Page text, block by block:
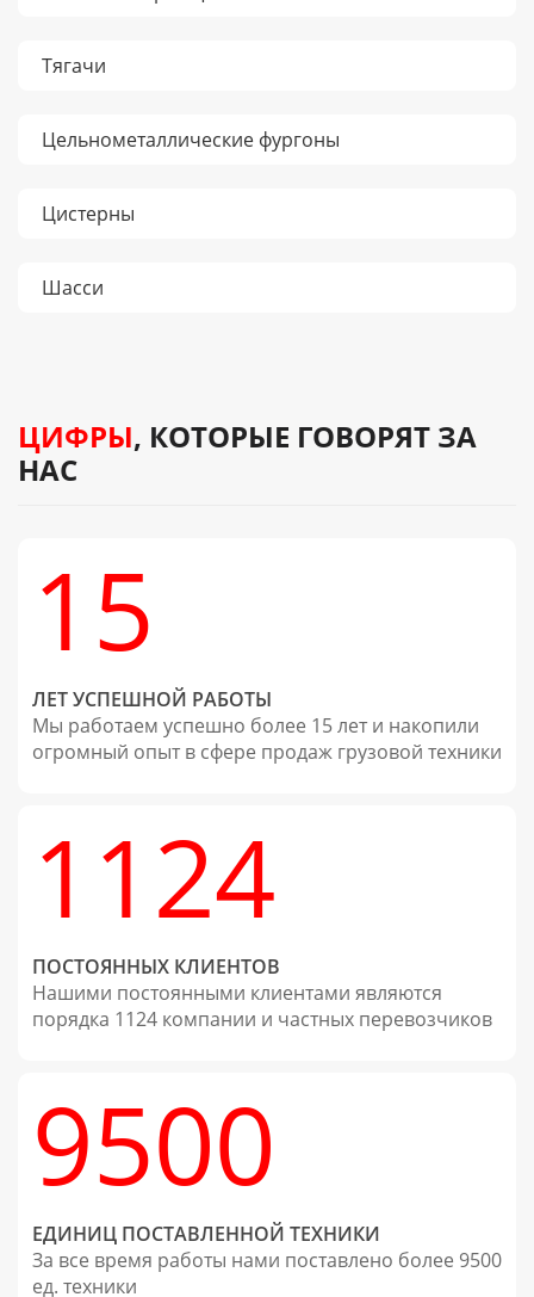
Тягачи
Цельнометаллические фургоны
Цистерны
Шасси
ЦИФРЫ, КОТОРЫЕ ГОВОРЯТ ЗА
НАС
15
ЛЕТ УСПЕШНОЙ РАБОТЫ
Мы работаем успешно более 15 лет и накопили
огромный опыт в сфере продаж грузовой техники
1124
ПОСТОЯННЫХ КЛИЕНТОВ
Нашими постоянными клиентами являются
порядка 1124 компании и частных перевозчиков
9500
ЕДИНИЦ ПОСТАВЛЕННОЙ ТЕХНИКИ
За все время работы нами поставлено более 9500
ед. техники